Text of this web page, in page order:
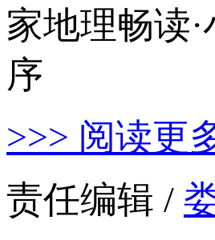
>>> 阅读更
责任编辑 /